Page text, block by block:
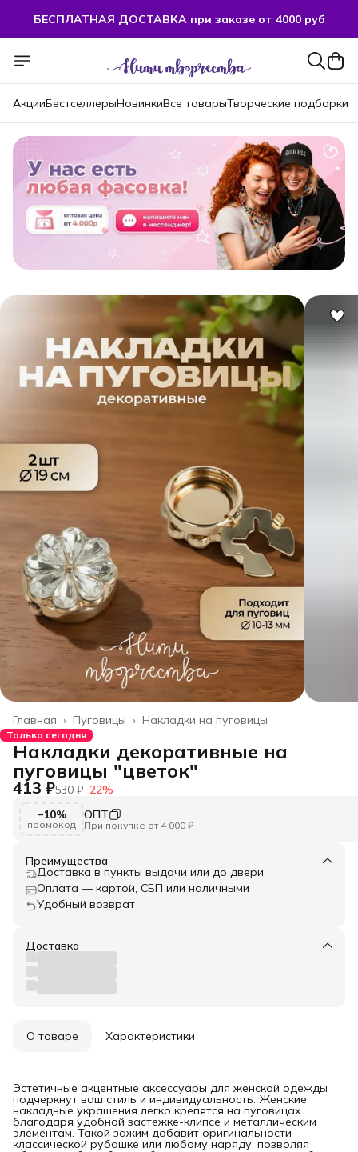
БЕСПЛАТНАЯ ДОСТАВКА при заказе от 4000 руб
БЕСПЛАТНАЯ ДОСТАВКА при заказе от 4000 руб
АкцииБестселлерыНовинкиВсе товарыТворческие подборки
Накладки на пуговицы
Пуговицы ›
Главная ›
Только сегодня
Накладки декоративные на
пуговицы "цветок"
413 ₽530 ₽−22%
−10%
промокод
ОПТ
При покупке от 4 000 ₽
Преимущества
Доставка в пункты выдачи или до двери
Оплата — картой, СБП или наличными
Удобный возврат
Доставка
О товаре Характеристики
Эстетичные акцентные аксессуары для женской одежды
подчеркнут ваш стиль и индивидуальность. Женские
накладные украшения легко крепятся на пуговицах
благодаря удобной застежке-клипсе и металлическим
элементам. Такой зажим добавит оригинальности
классической рубашке или любому наряду, позволяя